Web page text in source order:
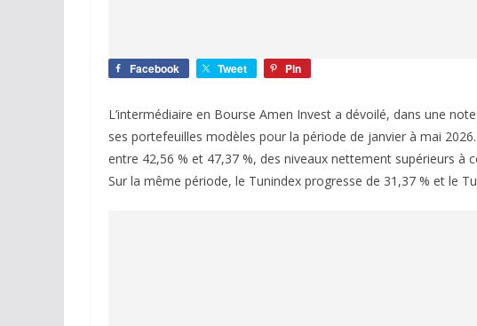
Facebook Tweet Pin
L’intermédiaire en Bourse Amen Invest a dévoilé, dans une
ses portefeuilles modèles pour la période de janvier à mai
entre 42,56 % et 47,37 %, des niveaux nettement supérieurs à
Sur la même période, le Tunindex progresse de 31,37 % et le